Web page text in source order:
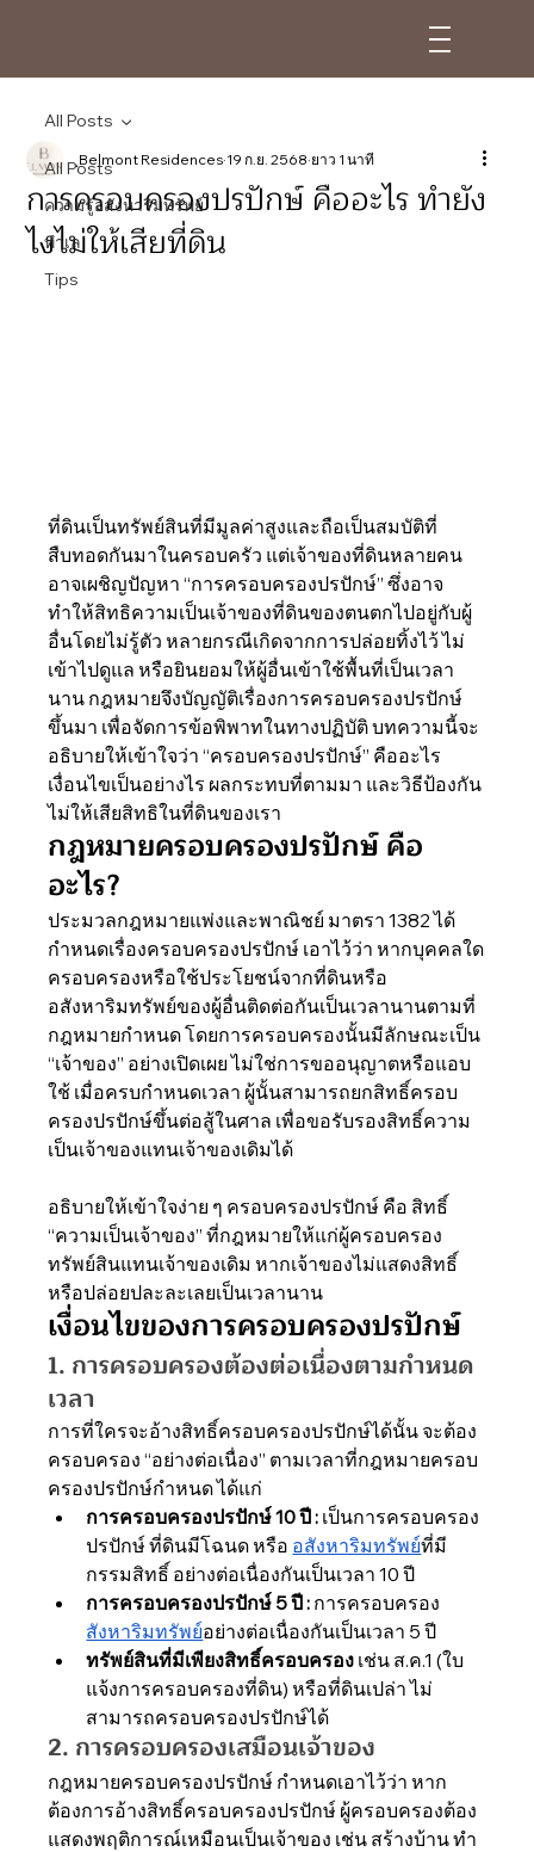
All Posts
ความรู้อสังหาริมทรัพย์
ทำเล
Tips
All Posts
การครอบครองปรปักษ์ คืออะไร ทำยัง
ไงไม่ให้เสียที่ดิน
ฺBelmont Residences 19 ก.ย. 2568 ยาว 1 นาที
ที่ดินเป็นทรัพย์สินที่มีมูลค่าสูงและถือเป็นสมบัติที่
สืบทอดกันมาในครอบครัว แต่เจ้าของที่ดินหลายคน
อาจเผชิญปัญหา “การครอบครองปรปักษ์” ซึ่งอาจ
ทำให้สิทธิความเป็นเจ้าของที่ดินของตนตกไปอยู่กับผู้
อื่นโดยไม่รู้ตัว หลายกรณีเกิดจากการปล่อยทิ้งไว้ ไม่
เข้าไปดูแล หรือยินยอมให้ผู้อื่นเข้าใช้พื้นที่เป็นเวลา
นาน กฎหมายจึงบัญญัติเรื่องการครอบครองปรปักษ์
ขึ้นมา เพื่อจัดการข้อพิพาทในทางปฏิบัติ บทความนี้จะ
อธิบายให้เข้าใจว่า “ครอบครองปรปักษ์” คืออะไร
เงื่อนไขเป็นอย่างไร ผลกระทบที่ตามมา และวิธีป้องกัน
ไม่ให้เสียสิทธิในที่ดินของเรา
กฎหมายครอบครองปรปักษ์ คือ
อะไร?
ประมวลกฎหมายแพ่งและพาณิชย์ มาตรา 1382 ได้
กำหนดเรื่องครอบครองปรปักษ์ เอาไว้ว่า หากบุคคลใด
ครอบครองหรือใช้ประโยชน์จากที่ดินหรือ
อสังหาริมทรัพย์ของผู้อื่นติดต่อกันเป็นเวลานานตามที่
กฎหมายกำหนด โดยการครอบครองนั้นมีลักษณะเป็น
“เจ้าของ” อย่างเปิดเผย ไม่ใช่การขออนุญาตหรือแอบ
ใช้ เมื่อครบกำหนดเวลา ผู้นั้นสามารถยกสิทธิ์ครอบ
ครองปรปักษ์ขึ้นต่อสู้ในศาล เพื่อขอรับรองสิทธิ์ความ
เป็นเจ้าของแทนเจ้าของเดิมได้
อธิบายให้เข้าใจง่าย ๆ ครอบครองปรปักษ์ คือ สิทธิ์
“ความเป็นเจ้าของ” ที่กฎหมายให้แก่ผู้ครอบครอง
ทรัพย์สินแทนเจ้าของเดิม หากเจ้าของไม่แสดงสิทธิ์
หรือปล่อยปละละเลยเป็นเวลานาน
เงื่อนไขของการครอบครองปรปักษ์
1. การครอบครองต้องต่อเนื่องตามกำหนด
เวลา
การที่ใครจะอ้างสิทธิ์ครอบครองปรปักษ์ได้นั้น จะต้อง
ครอบครอง “อย่างต่อเนื่อง” ตามเวลาที่กฎหมายครอบ
ครองปรปักษ์กำหนด ได้แก่
การครอบครองปรปักษ์ 10 ปี : เป็นการครอบครอง
ปรปักษ์ ที่ดินมีโฉนด หรือ อสังหาริมทรัพย์ที่มี
กรรมสิทธิ์ อย่างต่อเนื่องกันเป็นเวลา 10 ปี
การครอบครองปรปักษ์ 5 ปี : การครอบครอง
สังหาริมทรัพย์อย่างต่อเนื่องกันเป็นเวลา 5 ปี
ทรัพย์สินที่มีเพียงสิทธิ์ครอบครอง เช่น ส.ค.1 (ใบ
แจ้งการครอบครองที่ดิน) หรือที่ดินเปล่า ไม่
สามารถครอบครองปรปักษ์ได้
2. การครอบครองเสมือนเจ้าของ
กฎหมายครอบครองปรปักษ์ กำหนดเอาไว้ว่า หาก
ต้องการอ้างสิทธิ์ครอบครองปรปักษ์ ผู้ครอบครองต้อง
แสดงพฤติการณ์เหมือนเป็นเจ้าของ เช่น สร้างบ้าน ทำ